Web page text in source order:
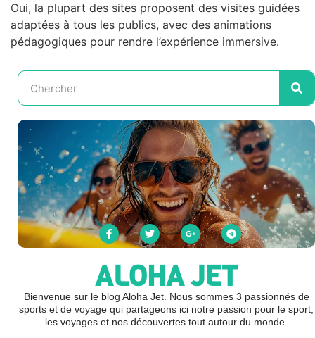
Oui, la plupart des sites proposent des visites guidées
adaptées à tous les publics, avec des animations
pédagogiques pour rendre l’expérience immersive.
ALOHA JET
Bienvenue sur le blog Aloha Jet. Nous sommes 3 passionnés de
sports et de voyage qui partageons ici notre passion pour le sport,
les voyages et nos découvertes tout autour du monde.